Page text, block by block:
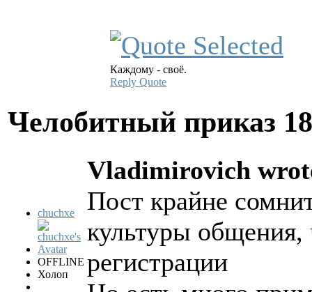
Каждому - своё.
Reply Quote
Челобитный приказ
chuchxe
OFFLINE
Холоп
Vladimirovich
Пост крайне
культуры
регистрации